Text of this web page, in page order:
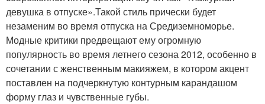
девушка в отпуске».Такой стиль прически будет
незаменим во время отпуска на Средиземноморье.
Модные критики предвещают ему огромную
популярность во время летнего сезона 2012, особенно в
сочетании с женственным макияжем, в котором акцент
поставлен на подчеркнутую контурным карандашом
форму глаз и чувственные губы.